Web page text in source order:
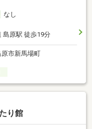
なし
島原駅 徒歩19分
市新馬場町
り館